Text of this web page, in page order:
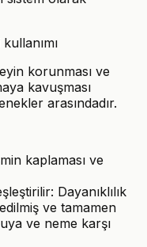
korunması ve
kavuşması
arasındadır.
kaplaması ve
Dayanıklılık
ve tamamen
ve neme karşı